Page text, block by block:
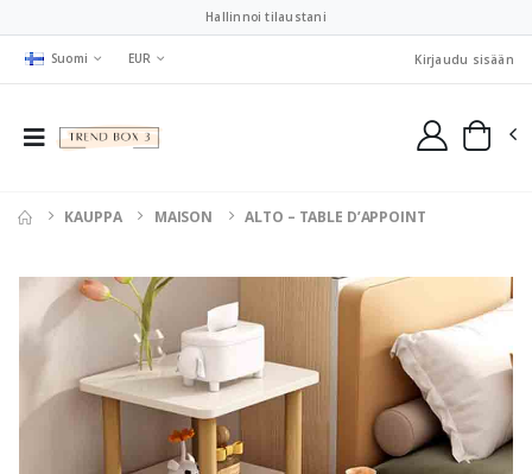
Hallinnoi tilaustani
Suomi EUR Kirjaudu sisään
KAUPPA MAISON ALTO – TABLE D’APPOINT